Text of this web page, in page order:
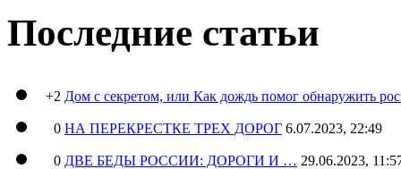
Последние статьи
+2 Дом с секретом, или Как дождь помог обнаружить
0 НА ПЕРЕКРЕСТКЕ ТРЕХ ДОРОГ 6.07.2023, 22:49
0 ДВЕ БЕДЫ РОССИИ: ДОРОГИ И … 29.06.2023,